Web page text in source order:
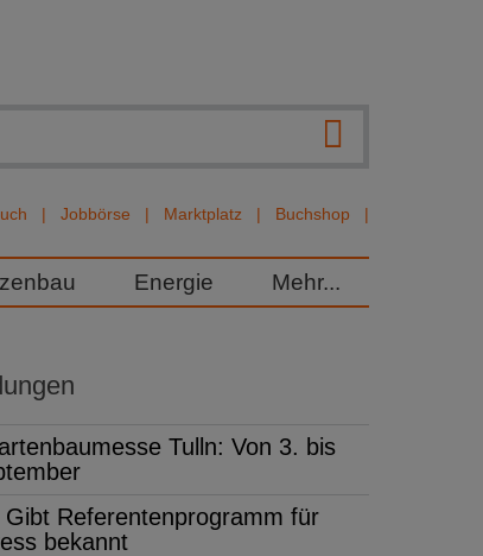
Jobbörse Marktplatz Buchshop
Energie Mehr...
Tulln: Von 3. bis
Gibt Referentenprogramm für
bekannt